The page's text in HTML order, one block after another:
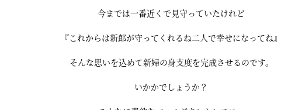
今までは一番近くで見守っていたけれど
『これからは新郎が守ってくれるね二人で幸せになってね』
そんな思いを込めて新婦の身支度を完成させるのです。
いかかでしょうか？